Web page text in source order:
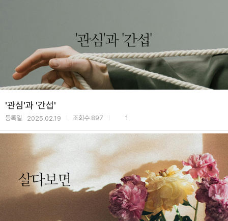
'관심'과 '간섭'
등록일 2025.02.19 조회수 897 1